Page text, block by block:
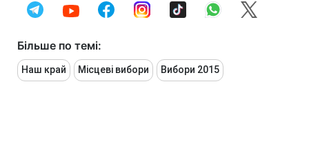
Більше по темі:
Наш край Місцеві вибори Вибори 2015